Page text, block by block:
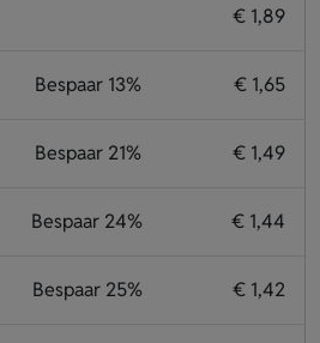
€ 1,89
Bespaar 13% € 1,65
Bespaar 21% € 1,49
Bespaar 24% € 1,44
Bespaar 25% € 1,42